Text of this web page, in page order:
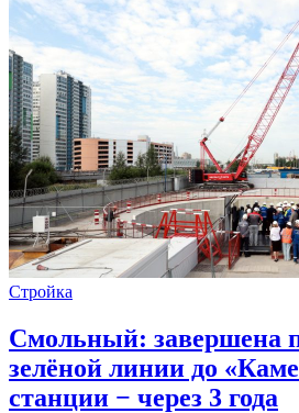
Стройка
Смольный: завершена
зелёной линии до
станции − через 3 года